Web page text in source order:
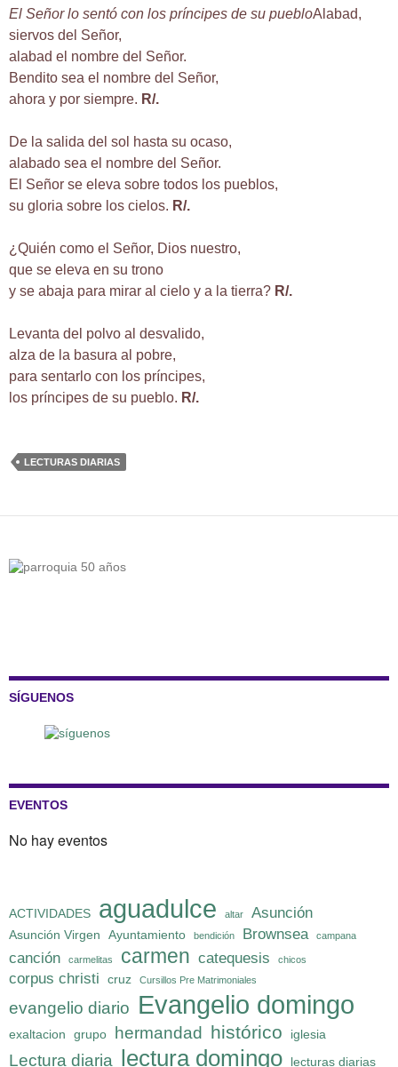
El Señor lo sentó con los príncipes de su puebloAlabad,
siervos del Señor,
alabad el nombre del Señor.
Bendito sea el nombre del Señor,
ahora y por siempre. R/.
De la salida del sol hasta su ocaso,
alabado sea el nombre del Señor.
El Señor se eleva sobre todos los pueblos,
su gloria sobre los cielos. R/.
¿Quién como el Señor, Dios nuestro,
que se eleva en su trono
y se abaja para mirar al cielo y a la tierra? R/.
Levanta del polvo al desvalido,
alza de la basura al pobre,
para sentarlo con los príncipes,
los príncipes de su pueblo. R/.
LECTURAS DIARIAS
SÍGUENOS
EVENTOS
No hay eventos
ACTIVIDADES aguadulce altar Asunción
Asunción Virgen Ayuntamiento bendición Brownsea campana
canción carmelitas carmen catequesis chicos
corpus christi cruz Cursillos Pre Matrimoniales
evangelio diario Evangelio domingo
exaltacion grupo hermandad histórico iglesia
Lectura diaria lectura domingo lecturas diarias